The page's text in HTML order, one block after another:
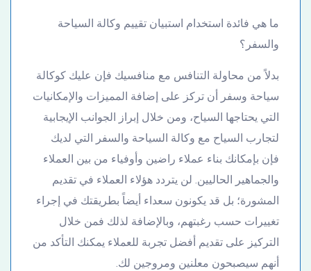
ما هي فائدة استخدام استبيان تقييم وكالة السياحة
والسفر؟
بدلاً من محاولة التنافس مع منافسيك فإن عليك كوكالة
سياحة وسفر أن تركز على إضافة المميزات والإمكانيات
التي يحتاجها السياح، ومن خلال إبراز الجوانب الإيجابية
لتجارب السياح مع وكالة السياحة والسفر التي لديك
فإن بإمكانك بناء عملاء راضين وأوفياء من بين العملاء
والجماهير الحاليين. لن يتردد هؤلاء العملاء في تقديم
المشورة؛ بل قد يكونون سعداء أيضاً بطريقتك في إجراء
تغييرات حسب رغبتهم، وبالإضافة لذلك فمن خلال
التركيز على تقديم أفضل تجربة للعملاء يمكنك التأكد من
أنهم سيصبحون معلنين ومروجين لك.